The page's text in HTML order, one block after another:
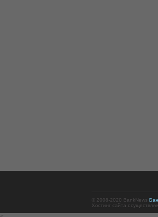
© 2008-2020 BankNews
Хостинг сайта